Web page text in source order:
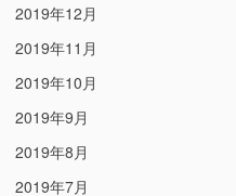
2019年12月
2019年11月
2019年10月
2019年9月
2019年8月
2019年7月